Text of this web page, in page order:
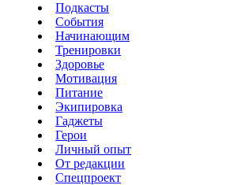
Подкасты
События
Начинающим
Тренировки
Здоровье
Мотивация
Питание
Экипировка
Гаджеты
Герои
Личный опыт
От редакции
Спецпроект